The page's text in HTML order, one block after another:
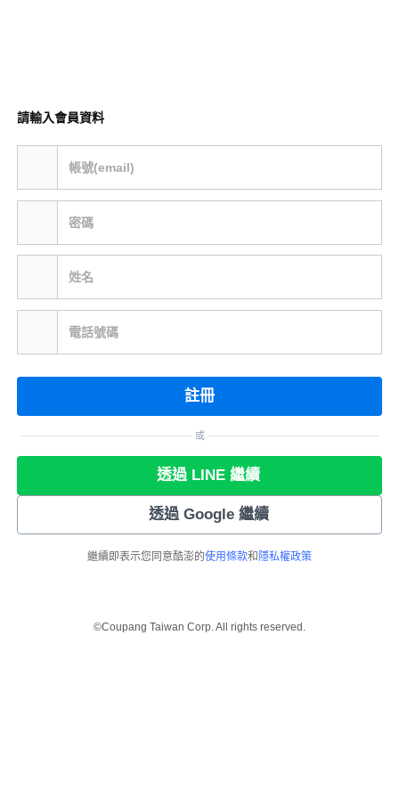
請輸入會員資料
帳號(email)
密碼
姓名
電話號碼
註冊
或
透過 LINE 繼續
透過 Google 繼續
繼續即表示您同意酷澎的使用條款和 隱私權政策
©Coupang Taiwan Corp. All rights reserved.